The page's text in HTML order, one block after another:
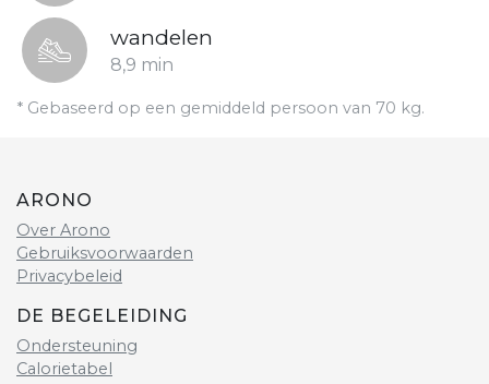
wandelen
8,9 min
* Gebaseerd op een gemiddeld persoon van 70 kg.
ARONO
Over Arono
Gebruiksvoorwaarden
Privacybeleid
DE BEGELEIDING
Ondersteuning
Calorietabel